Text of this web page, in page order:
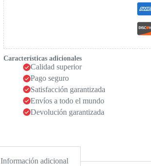
Características adicionales
Calidad superior
Pago seguro
Satisfacción garantizada
Envíos a todo el mundo
Devolución garantizada
Información adicional